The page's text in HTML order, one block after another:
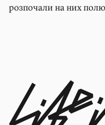
розпочали на них